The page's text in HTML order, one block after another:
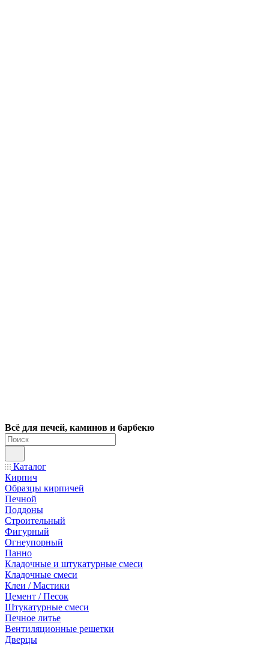
Всё для печей, каминов и барбекю
Каталог
Кирпич
Образцы кирпичей
Печной
Поддоны
Строительный
Фигурный
Огнеупорный
Панно
Кладочные и штукатурные смеси
Кладочные смеси
Клеи / Мастики
Цемент / Песок
Штукатурные смеси
Печное литье
Вентиляционные решетки
Дверцы